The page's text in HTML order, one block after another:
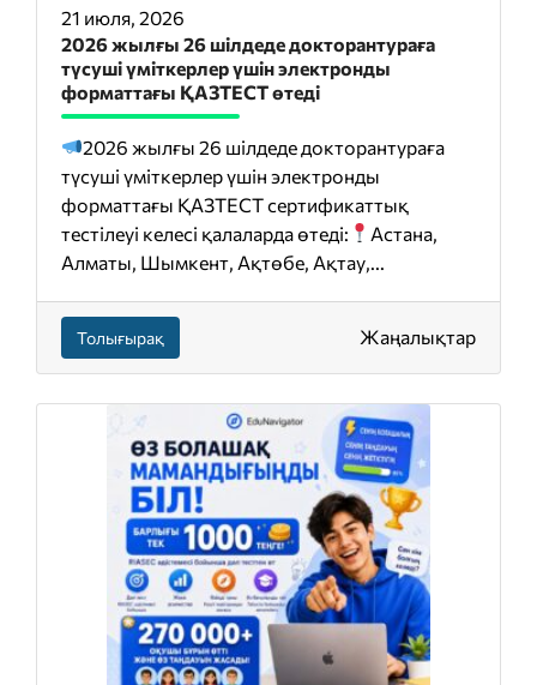
21 июля, 2026
2026 жылғы 26 шілдеде докторантураға
түсуші үміткерлер үшін электронды
форматтағы ҚАЗТЕСТ өтеді
2026 жылғы 26 шілдеде докторантураға
түсуші үміткерлер үшін электронды
форматтағы ҚАЗТЕСТ сертификаттық
тестілеуі келесі қалаларда өтеді:
Астана,
Алматы, Шымкент, Ақтөбе, Ақтау,...
Толығырақ Жаңалықтар